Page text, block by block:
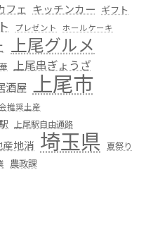
フェ キッチンカー ギフト
プレゼント
ホールケーキ
上尾グルメ
上尾串ぎょうざ
酒屋 上尾市
推奨土産
上尾駅自由通路
産地消 埼玉県 夏祭り
農政課